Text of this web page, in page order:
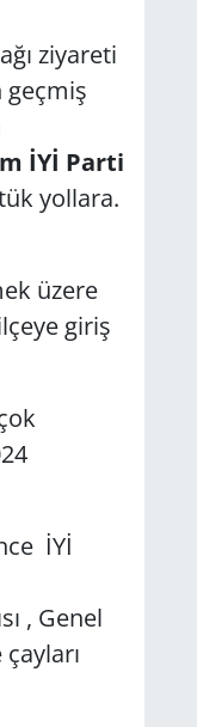
ziyareti
geçmiş
İYİ Parti
yollara.
üzere
giriş
İYİ
, Genel